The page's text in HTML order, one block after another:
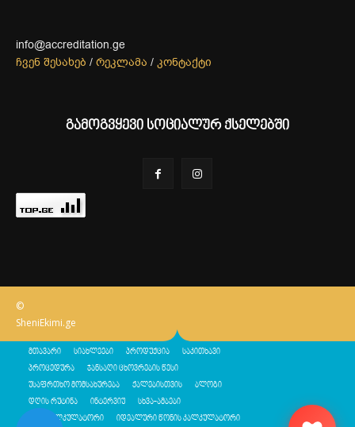
info@accreditation.ge
ჩვენ შესახებ / რეკლამა / კონტაქტი
გამოგვყევი სოციალურ ქსელებში
©
SheniEkimi.ge
მთავარი სიახლეები პროდუქცია საკითხავი
პროცედურა ჯანსაღი ცხოვრების წესი
უსაფრთხო მომსახურება ქალებისთვის ბლოგი
დღის რუტინა ინტერვიუ სხვა-ამბები
შენი კალკულატორი იდეალური წონის კალკულატორი